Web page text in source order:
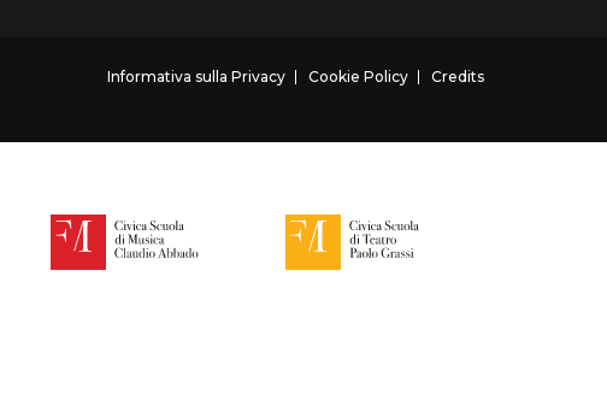
Informativa sulla Privacy Cookie Policy Credits